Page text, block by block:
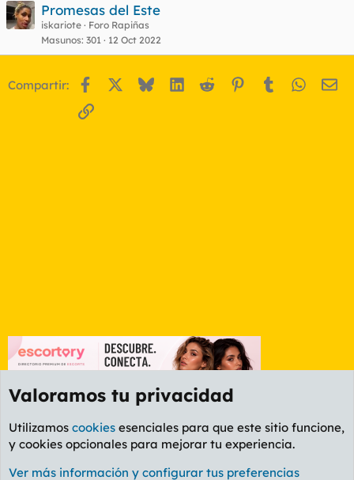
Promesas del Este
iskariote
Foro Rapiñas
Masunos 301 12 Oct 2022
Compartir: Facebook BlueskyLinkedIn
Reddit Pinterest
Tumblr
Enlace
Valencia
Valoramos tu privacidad
Utilizamos cookies esenciales para que este sitio funcione,
y cookies opcionales para mejorar tu experiencia.
Ver más información y configurar tus preferencias